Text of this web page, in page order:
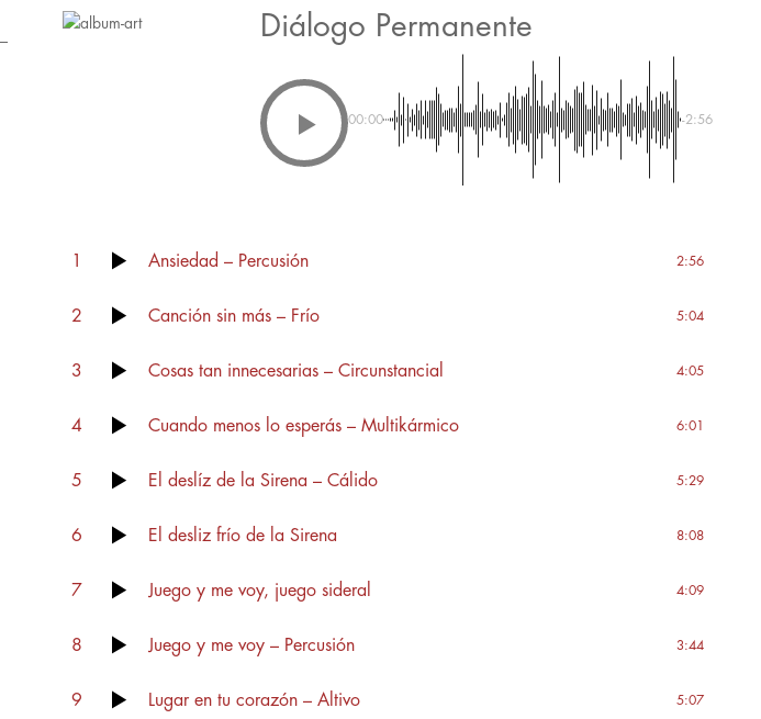
Diálogo Permanente
00:00 -2:56
1 Ansiedad – Percusión 2:56
2 Canción sin más – Frío 5:04
3 Cosas tan innecesarias – Circunstancial 4:05
4 Cuando menos lo esperás – Multikármico 6:01
5 El deslíz de la Sirena – Cálido 5:29
6 El desliz frío de la Sirena 8:08
7 Juego y me voy, juego sideral 4:09
8 Juego y me voy – Percusión 3:44
9 Lugar en tu corazón – Altivo 5:07